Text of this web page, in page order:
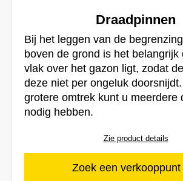
Draadpinnen
Bij het leggen van de
boven de grond is het belangrijk
vlak over het gazon ligt, zodat
deze niet per ongeluk
grotere omtrek kunt u meerdere
nodig hebben.
Zie product details
Zoek een verkooppunt